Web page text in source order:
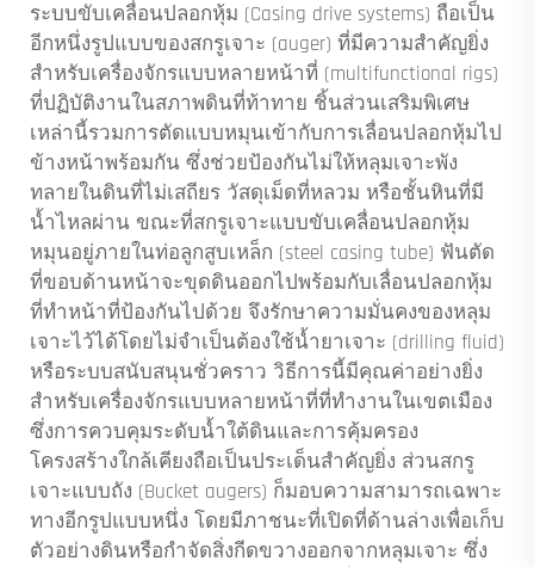
ระบบขับเคลื่อนปลอกหุ้ม (Casing drive systems) ถือเป็น
อีกหนึ่งรูปแบบของสกรูเจาะ (auger) ที่มีความสำคัญยิ่ง
สำหรับเครื่องจักรแบบหลายหน้าที่ (multifunctional rigs)
ที่ปฏิบัติงานในสภาพดินที่ท้าทาย ชิ้นส่วนเสริมพิเศษ
เหล่านี้รวมการตัดแบบหมุนเข้ากับการเลื่อนปลอกหุ้มไป
ข้างหน้าพร้อมกัน ซึ่งช่วยป้องกันไม่ให้หลุมเจาะพัง
ทลายในดินที่ไม่เสถียร วัสดุเม็ดที่หลวม หรือชั้นหินที่มี
น้ำไหลผ่าน ขณะที่สกรูเจาะแบบขับเคลื่อนปลอกหุ้ม
หมุนอยู่ภายในท่อลูกสูบเหล็ก (steel casing tube) ฟันตัด
ที่ขอบด้านหน้าจะขุดดินออกไปพร้อมกับเลื่อนปลอกหุ้ม
ที่ทำหน้าที่ป้องกันไปด้วย จึงรักษาความมั่นคงของหลุม
เจาะไว้ได้โดยไม่จำเป็นต้องใช้น้ำยาเจาะ (drilling fluid)
หรือระบบสนับสนุนชั่วคราว วิธีการนี้มีคุณค่าอย่างยิ่ง
สำหรับเครื่องจักรแบบหลายหน้าที่ที่ทำงานในเขตเมือง
ซึ่งการควบคุมระดับน้ำใต้ดินและการคุ้มครอง
โครงสร้างใกล้เคียงถือเป็นประเด็นสำคัญยิ่ง ส่วนสกรู
เจาะแบบถัง (Bucket augers) ก็มอบความสามารถเฉพาะ
ทางอีกรูปแบบหนึ่ง โดยมีภาชนะที่เปิดที่ด้านล่างเพื่อเก็บ
ตัวอย่างดินหรือกำจัดสิ่งกีดขวางออกจากหลุมเจาะ ซึ่ง